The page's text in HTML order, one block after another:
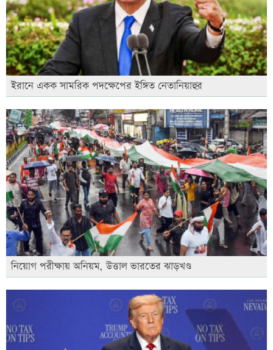
ইরানে একক সামরিক পদক্ষেপের ইঙ্গিত নেতানিয়াহুর
নিয়োগ পরীক্ষায় অনিয়ম, উত্তাল ভারতের ঝাড়খণ্ড